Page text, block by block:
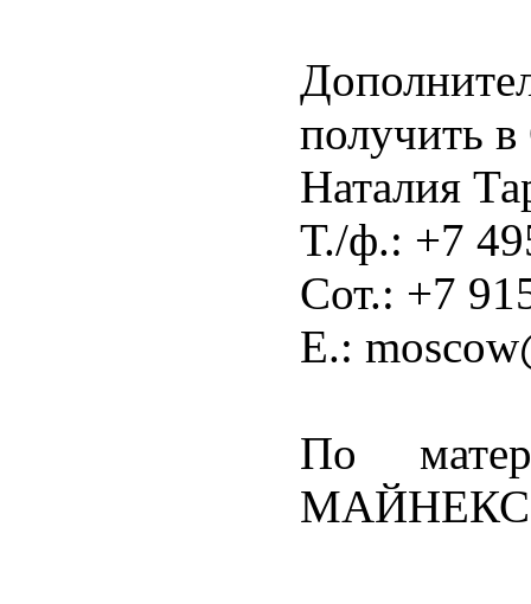
получить
Наталия
Т./ф.: +7
Сот.: +7
E.:
По
МАЙНЕКС